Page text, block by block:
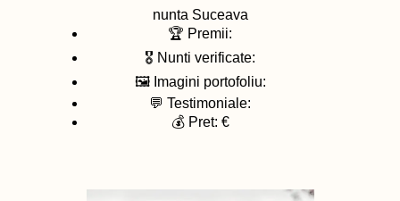
nunta Suceava
🏆 Premii:
🎖️ Nunti verificate:
🖼️ Imagini portofoliu:
💬 Testimoniale:
💰 Pret: €